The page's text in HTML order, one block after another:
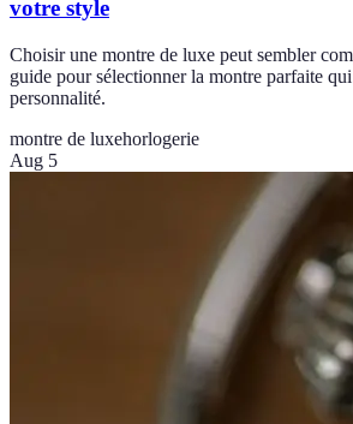
votre style
Choisir une montre de luxe peut sembler
guide pour sélectionner la montre parfaite
personnalité.
montre de luxehorlogerie
Aug 5